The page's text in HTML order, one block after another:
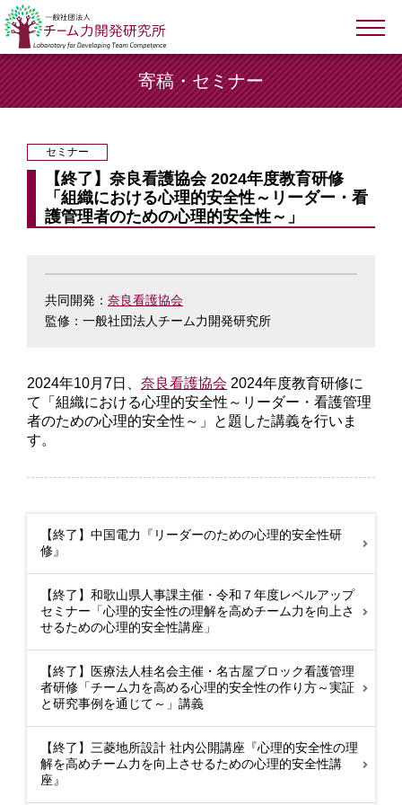
寄稿・セミナー
セミナー
【終了】奈良看護協会 2024年度教育研修
「組織における心理的安全性～リーダー・看
護管理者のための心理的安全性～」
共同開発： 奈良看護協会
監修：一般社団法人チーム力開発研究所
2024年10月7日、 奈良看護協会 2024年度教育研修に
て「組織における心理的安全性～リーダー・看護管理
者のための心理的安全性～」と題した講義を行いま
す。
【終了】中国電力『リーダーのための心理的安全性研
修』
【終了】和歌山県人事課主催・令和７年度レベルアップ
セミナー「心理的安全性の理解を高めチーム力を向上さ
せるための心理的安全性講座」
【終了】医療法人桂名会主催・名古屋ブロック看護管理
者研修「チーム力を高める心理的安全性の作り方～実証
と研究事例を通じて～」講義
【終了】三菱地所設計 社内公開講座『心理的安全性の理
解を高めチーム力を向上させるための心理的安全性講
座』